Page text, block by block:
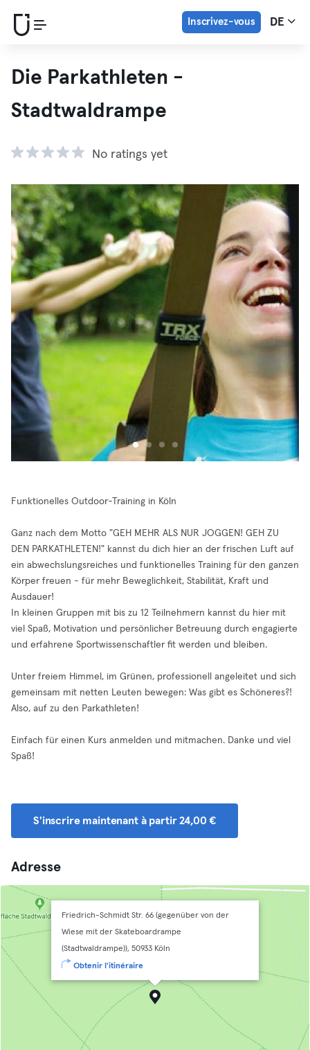
Inscrivez-vous DE
Die Parkathleten -
Stadtwaldrampe
No ratings yet
Funktionelles Outdoor-Training in Köln
Ganz nach dem Motto "GEH MEHR ALS NUR JOGGEN! GEH ZU
DEN PARKATHLETEN!" kannst du dich hier an der frischen Luft auf
ein abwechslungsreiches und funktionelles Training für den ganzen
Körper freuen - für mehr Beweglichkeit, Stabilität, Kraft und
Ausdauer!
In kleinen Gruppen mit bis zu 12 Teilnehmern kannst du hier mit
viel Spaß, Motivation und persönlicher Betreuung durch engagierte
und erfahrene Sportwissenschaftler fit werden und bleiben.
Unter freiem Himmel, im Grünen, professionell angeleitet und sich
gemeinsam mit netten Leuten bewegen: Was gibt es Schöneres?!
Also, auf zu den Parkathleten!
Einfach für einen Kurs anmelden und mitmachen. Danke und viel
Spaß!
S'inscrire maintenant à partir 24,00 €
Adresse
Friedrich-Schmidt Str. 66 (gegenüber von der
Wiese mit der Skateboardrampe
(Stadtwaldrampe)), 50933 Köln
Obtenir l'itinéraire